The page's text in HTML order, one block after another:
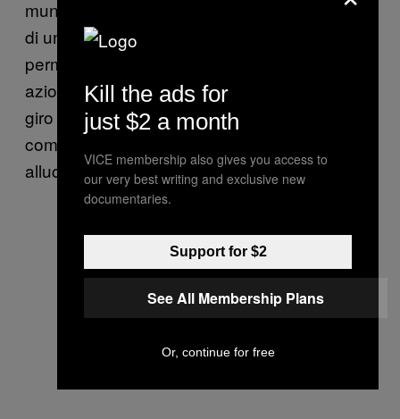
muniti di qualche appendice e sensore in più
di una telecamera e un paio di ruote;
permetterebbero ai lavoratori di compiere
azioni più elaborate del semplice pattinare in
giro e parlare. Potersi connettere a un robot
come PR2, per esempio, sarebbe una cosa
allucinante.
Kill the ads for
just $2 a month
VICE membership also gives you access to
our very best writing and exclusive new
documentaries.
Support for $2
See All Membership Plans
Or, continue for free